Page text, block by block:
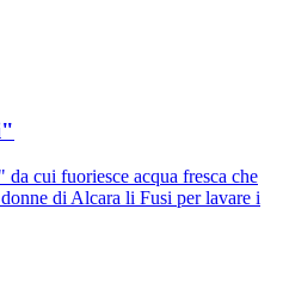
cui fuoriesce acqua fresca che
di Alcara li Fusi per lavare i